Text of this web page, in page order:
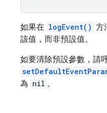
如果在 logEvent() 方
該值，而非預設值。
如要清除預設參數，請
為 nil 。